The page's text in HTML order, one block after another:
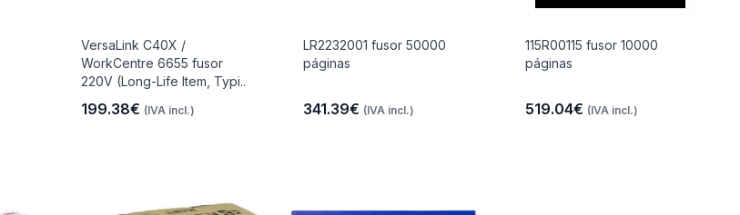
VersaLink C40X /
WorkCentre 6655 fusor
220V (Long-Life Item, Typi..
199.38€ (IVA incl.)
LR2232001 fusor 50000
páginas
341.39€ (IVA incl.)
115R00115 fusor 10000
páginas
519.04€ (IVA incl.)